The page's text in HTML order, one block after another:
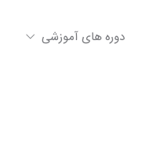
دوره های آموزشی